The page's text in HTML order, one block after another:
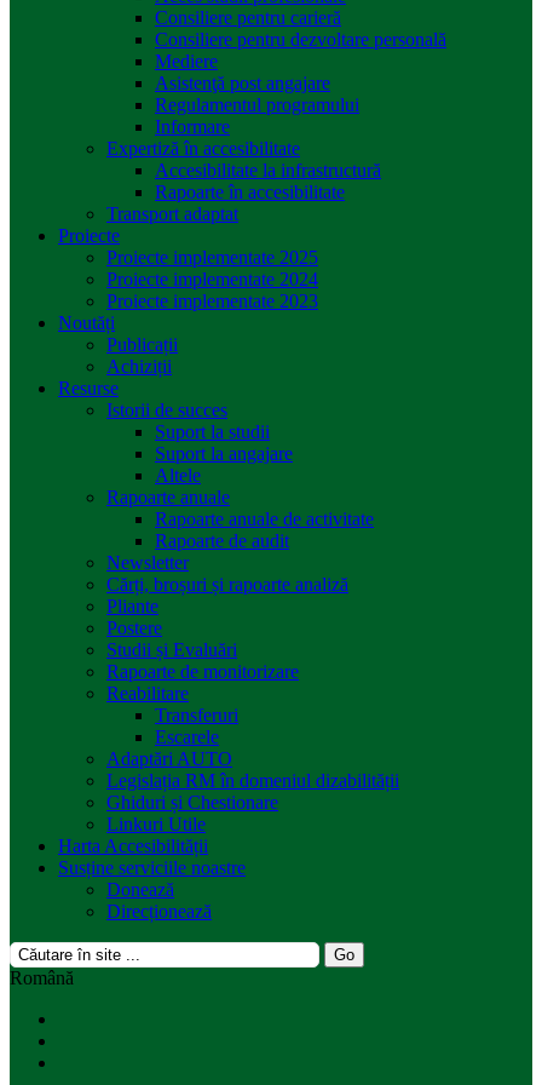
Consiliere pentru carieră
Consiliere pentru dezvoltare personală
Mediere
Asistenţă post angajare
Regulamentul programului
Informare
Expertiză în accesibilitate
Accesibilitate la infrastructură
Rapoarte în accesibilitate
Transport adaptat
Proiecte
Proiecte implementate 2025
Proiecte implementate 2024
Proiecte implementate 2023
Noutăți
Publicații
Achiziții
Resurse
Istorii de succes
Suport la studii
Suport la angajare
Altele
Rapoarte anuale
Rapoarte anuale de activitate
Rapoarte de audit
Newsletter
Cărți, broșuri și rapoarte analiză
Pliante
Postere
Studii și Evaluări
Rapoarte de monitorizare
Reabilitare
Transferuri
Escarele
Adaptări AUTO
Legislația RM în domeniul dizabilității
Ghiduri și Chestionare
Linkuri Utile
Harta Accesibilității
Susține serviciile noastre
Donează
Direcționează
Română